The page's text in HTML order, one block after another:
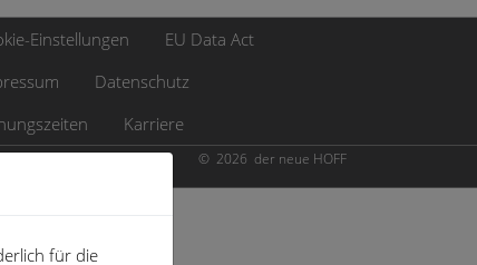
Einstellungen
EU Data Act
Datenschutz
Karriere
© 2026 der neue HOFF
für die